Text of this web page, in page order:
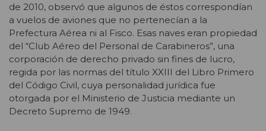
de 2010, observó que algunos de éstos correspondían
a vuelos de aviones que no pertenecían a la
Prefectura Aérea ni al Fisco. Esas naves eran propiedad
del “Club Aéreo del Personal de Carabineros”, una
corporación de derecho privado sin fines de lucro,
regida por las normas del título XXIII del Libro Primero
del Código Civil, cuya personalidad jurídica fue
otorgada por el Ministerio de Justicia mediante un
Decreto Supremo de 1949.